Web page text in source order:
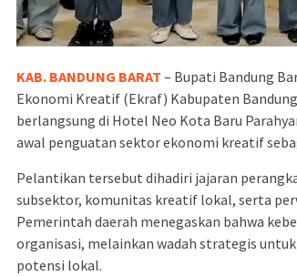
KAB. BANDUNG BARAT – Bupati Bandung
Ekonomi Kreatif (Ekraf) Kabupaten
berlangsung di Hotel Neo Kota Baru
awal penguatan sektor ekonomi kreatif
Pelantikan tersebut dihadiri jajaran
subsektor, komunitas kreatif lokal, serta
Pemerintah daerah menegaskan bahwa
organisasi, melainkan wadah strategis
potensi lokal.